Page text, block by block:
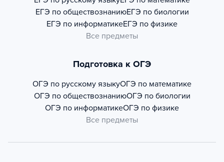
ЕГЭ по обществознаниюЕГЭ по биологии
ЕГЭ по информатикеЕГЭ по физике
Все предметы
Подготовка к ОГЭ
ОГЭ по русскому языкуОГЭ по математике
ОГЭ по обществознаниюОГЭ по биологии
ОГЭ по информатикеОГЭ по физике
Все предметы